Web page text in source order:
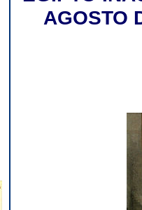
AGOSTO